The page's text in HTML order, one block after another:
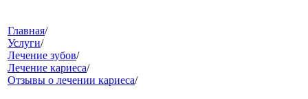
меню
Главная/
Услуги/
Лечение зубов/
Лечение кариеса/
Отзывы о лечении кариеса/